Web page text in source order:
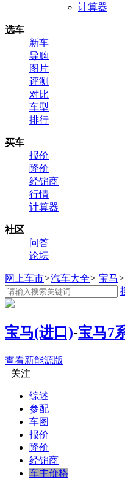
计算器
选车
新车
导购
图片
评测
对比
车型
排行
买车
报价
降价
经销商
行情
计算器
社区
问答
论坛
网上车市>汽车大全> 宝马>
宝马(进口)-宝马7
查看新能源版
关注
综述
参配
车图
报价
降价
经销商
车主价格